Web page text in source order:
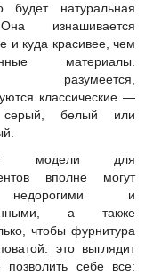
будет натуральная
изнашивается
и куда красивее, чем
материалы.
разумеется,
классические —
серый, белый или
модели для
вполне могут
и
а также
чтобы фурнитура
это выглядит
себе все: